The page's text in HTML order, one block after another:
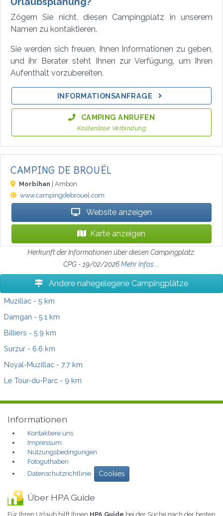
Zögern Sie nicht, diesen Campingplatz in unserem
Namen zu kontaktieren.
Sie werden sich freuen, Ihnen Informationen zu geben,
und ihr Berater steht Ihnen zur Verfügung, um Ihren
Aufenthalt vorzubereiten.
INFORMATIONSANFRAGE
CAMPING ANRUFEN
Kostenlose Verbindung
CAMPING DE BROUËL
Morbihan | Ambon
www.campingdebrouel.com
Website anzeigen
Karte anzeigen
Herkunft der Informationen über diesen Campingplatz:
CPG - 19/02/2026Mehr Infos ...
Andere nahegelegene Campingplätze
Muzillac - 5 km
Damgan - 5.1 km
Billiers - 5.9 km
Surzur - 6.6 km
Noyal-Muzillac - 7.7 km
Le Tour-du-Parc - 9 km
Informationen
Kontaktiere uns
Impressum
Nutzungsbedingungen
Fotoguthaben
Datenschutzrichtlinie
Cookies
Über HPA Guide
Für Ihren Urlaub hilft Ihnen HPA Guide bei der Suche nach der besten